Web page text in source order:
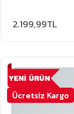
2.199,99TL
Ücretsiz Kargo